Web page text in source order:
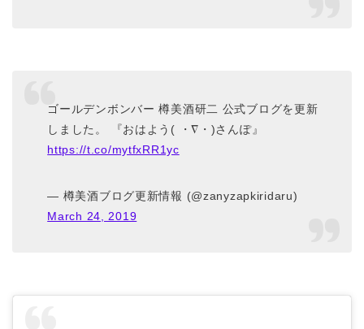
ゴールデンボンバー 樽美酒研二 公式ブログを更新
しました。 『おはよう( ・∇・)さんぽ』
https://t.co/mytfxRR1yc
— 樽美酒ブログ更新情報 (@zanyzapkiridaru)
March 24, 2019